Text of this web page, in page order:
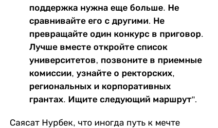
поддержка нужна еще больше. Не
сравнивайте его с другими. Не
превращайте один конкурс в приговор.
Лучше вместе откройте список
университетов, позвоните в приемные
комиссии, узнайте о ректорских,
региональных и корпоративных
грантах. Ищите следующий маршрут".
Саясат Нурбек, что иногда путь к мечте